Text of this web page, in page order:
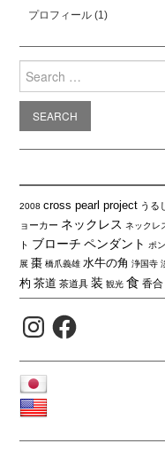
プロフィール (1)
for:
2008 cross pearl project うる
ョーカー ネックレス ネックレ
ト ブローチ ペンダント ポ
展 棗 橋爪義雄 水牛の角 浄国寺
杓 茶道 茶道具 装 観光 食 香合
InstagramFacebook